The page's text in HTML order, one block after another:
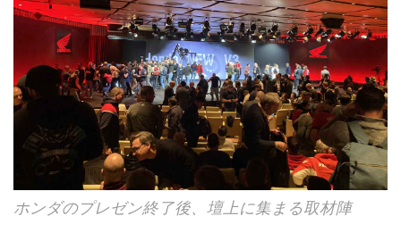
ホンダのプレゼン終了後、壇上に集まる取材陣